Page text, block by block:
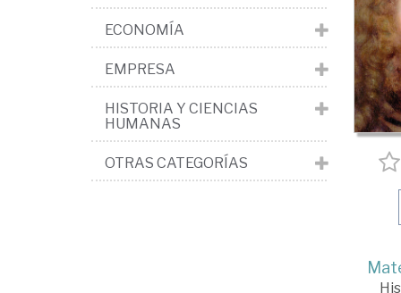
ECONOMÍA
EMPRESA
HISTORIA Y CIENCIAS
HUMANAS
OTRAS CATEGORÍAS